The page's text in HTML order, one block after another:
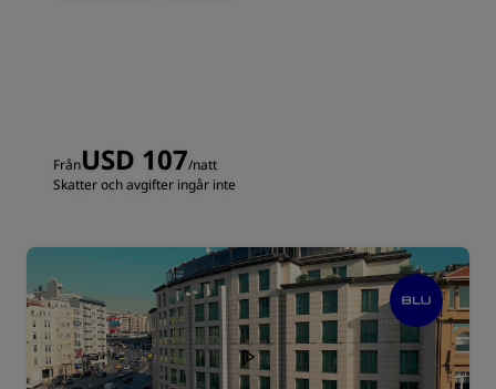
FrånUSD 107/natt
Skatter och avgifter ingår inte